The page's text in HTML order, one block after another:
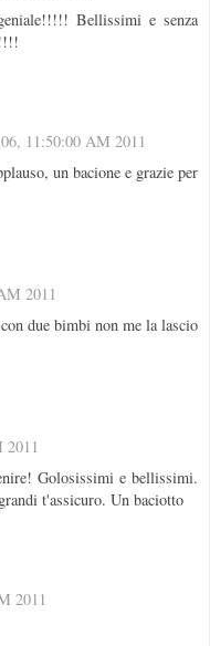
Bellissimi e senza
11:50:00 AM 2011
un bacione e grazie per
2011
due bimbi non me la lascio
2011
Golosissimi e bellissimi.
t'assicuro. Un baciotto
2011